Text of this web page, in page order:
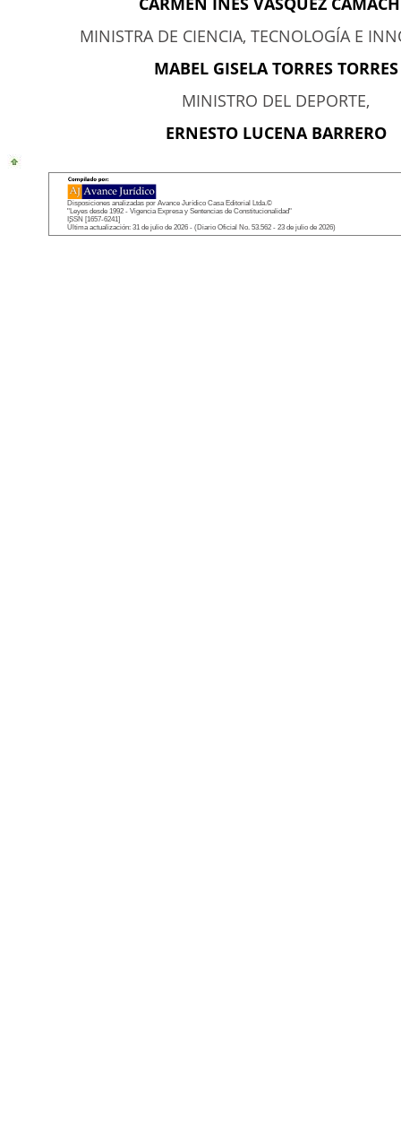
MINISTRA DE CIENCIA, TECNOLOGÍA E
MABEL GISELA TORRES TORRES
MINISTRO DEL DEPORTE,
ERNESTO LUCENA BARRERO
Disposiciones analizadas por Avance Jurídico Casa Editorial Ltda.©
"Leyes desde 1992 - Vigencia Expresa y Sentencias de Constitucionalidad"
ISSN [1657-6241]
Última actualización: 31 de julio de 2026 - (Diario Oficial No. 53.562 - 23 de julio de 2026)